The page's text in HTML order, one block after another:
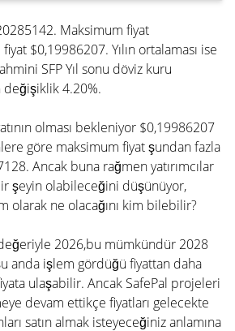
Maksimum fiyat
$0,19986207. Yılın ortalaması ise
SFP Yıl sonu döviz kuru
değişiklik 4.20%.
olması bekleniyor $0,19986207
göre maksimum fiyat şundan fazla
Ancak buna rağmen yatırımcılar
şeyin olabileceğini düşünüyor,
olarak ne olacağını kim bilebilir?
2026,bu mümkündür 2028
anda işlem gördüğü fiyattan daha
ulaşabilir. Ancak SafePal projeleri
devam ettikçe fiyatları gelecekte
satın almak isteyeceğiniz anlamına